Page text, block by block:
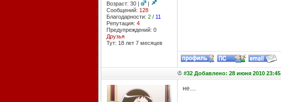
Возраст: 30 |
|
Сообщений: 128
Благодарности: 2/ 11
Репутация: 4
Предупреждений: 0
Друзья
Тут: 18 лет 7 месяцев
#32 Добавлено: 28 июня 2010 23:45
не....